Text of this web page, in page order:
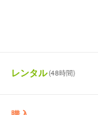
レンタル(48時間)